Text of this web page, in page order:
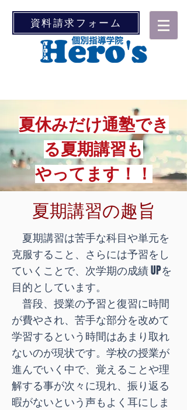
資料請求フォーム
夏休みだけ通塾でき
る夏期講習も
​やってます！！
夏期講習の趣旨
夏期講習は苦手な科目や単元を
克服すること、さらには予習をし
ていくことで、次学期の成績 UPを
目的としています。
普段、授業の予習と復習に時間
が費やされ、苦手な部分を改めて
学習するという時間はあまり取れ
ないのが現状です。学校の授業が
進んでいく中で、覚えることや理
解する事が次々に現れ、振り返る
暇がないという声もよく耳にしま